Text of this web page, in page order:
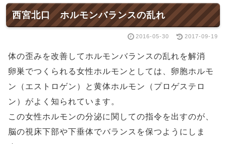
西宮北口 ホルモンバランスの乱れ
2016-05-30 2017-09-19
体の歪みを改善してホルモンバランスの乱れを解消
卵巣でつくられる女性ホルモンとしては、卵胞ホルモ
ン（エストロゲン）と黄体ホルモン（プロゲステロ
ン）がよく知られています。
この女性ホルモンの分泌に関しての指令を出すのが、
脳の視床下部や下垂体でバランスを保つようにしま